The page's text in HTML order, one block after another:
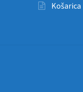
Košarica